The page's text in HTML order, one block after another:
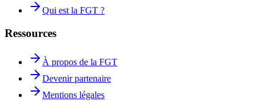
Qui est la FGT ?
Ressources
À propos de la FGT
Devenir partenaire
Mentions légales